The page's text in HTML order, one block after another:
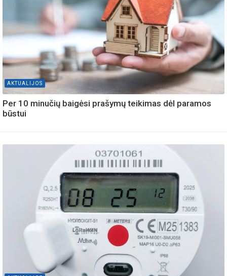
AKTUALIJOS
Per 10 minučių baigėsi prašymų teikimas dėl paramos
būstui